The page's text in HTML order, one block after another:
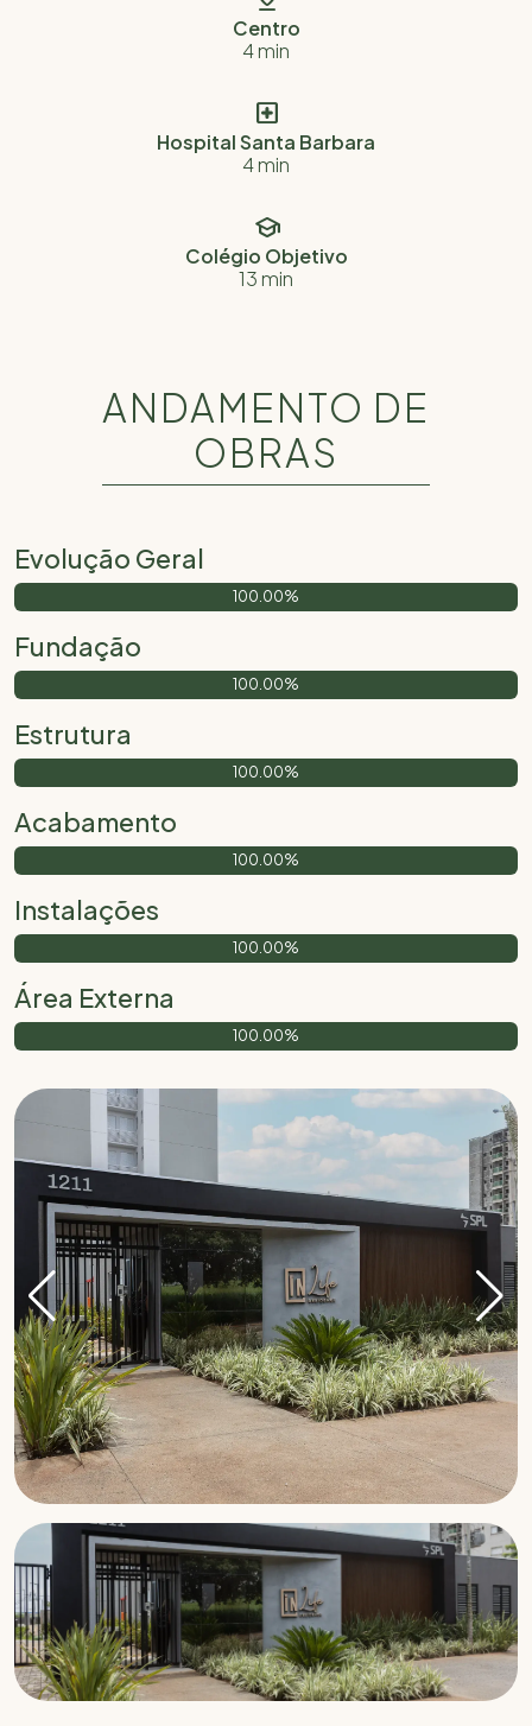
Centro
4 min

Hospital Santa Barbara
4 min

Colégio Objetivo
13 min
ANDAMENTO DE
OBRAS
Evolução Geral
100.00%
Fundação
100.00%
Estrutura
100.00%
Acabamento
100.00%
Instalações
100.00%
Área Externa
100.00%